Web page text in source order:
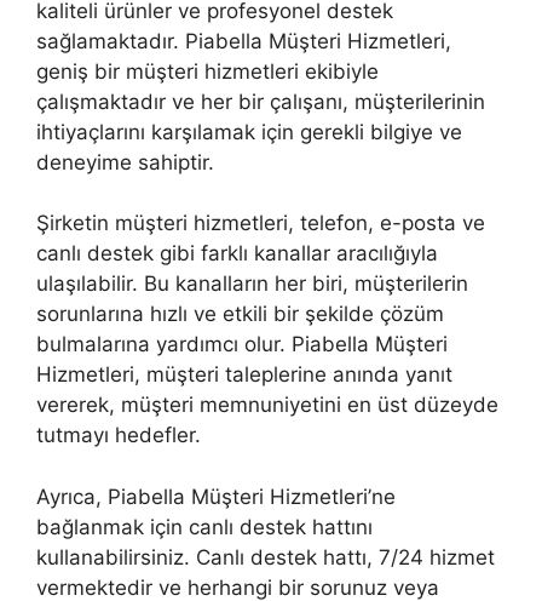
kaliteli ürünler ve profesyonel destek
sağlamaktadır. Piabella Müşteri Hizmetleri,
geniş bir müşteri hizmetleri ekibiyle
çalışmaktadır ve her bir çalışanı, müşterilerinin
ihtiyaçlarını karşılamak için gerekli bilgiye ve
deneyime sahiptir.
Şirketin müşteri hizmetleri, telefon, e-posta ve
canlı destek gibi farklı kanallar aracılığıyla
ulaşılabilir. Bu kanalların her biri, müşterilerin
sorunlarına hızlı ve etkili bir şekilde çözüm
bulmalarına yardımcı olur. Piabella Müşteri
Hizmetleri, müşteri taleplerine anında yanıt
vererek, müşteri memnuniyetini en üst düzeyde
tutmayı hedefler.
Ayrıca, Piabella Müşteri Hizmetleri’ne
bağlanmak için canlı destek hattını
kullanabilirsiniz. Canlı destek hattı, 7/24 hizmet
vermektedir ve herhangi bir sorunuz veya